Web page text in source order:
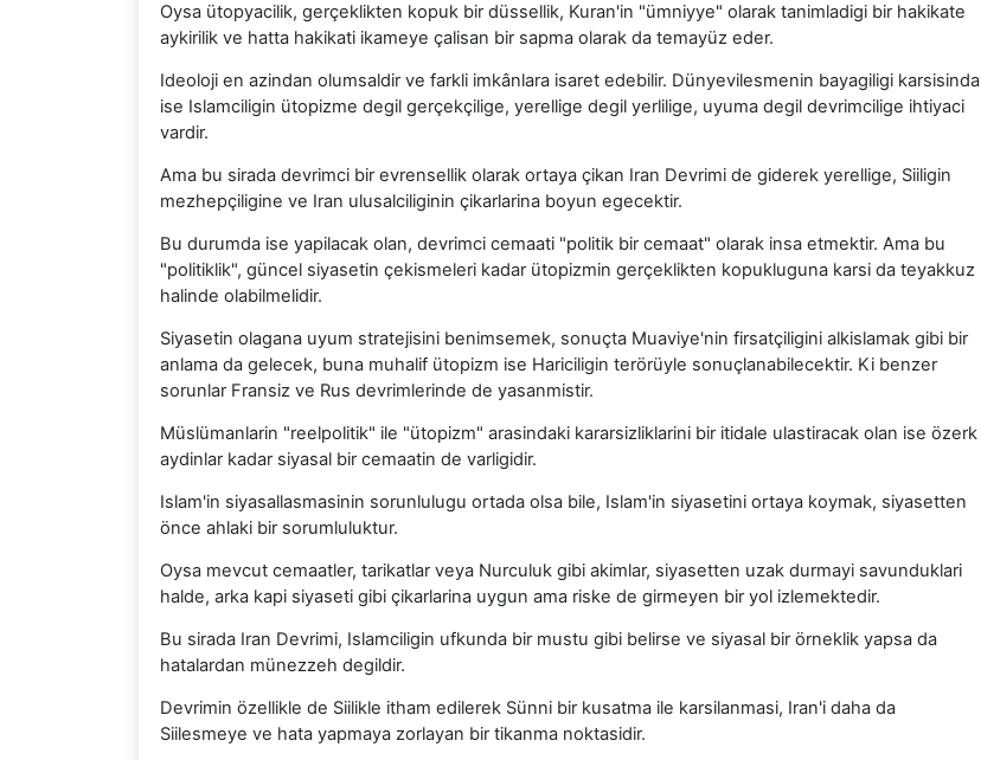
Oysa ütopyacilik, gerçeklikten kopuk bir düssellik, Kuran'in "ümniyye" olarak tanimladigi bir hakikate
aykirilik ve hatta hakikati ikameye çalisan bir sapma olarak da temayüz eder.
Ideoloji en azindan olumsaldir ve farkli imkânlara isaret edebilir. Dünyevilesmenin bayagiligi karsisinda
ise Islamciligin ütopizme degil gerçekçilige, yerellige degil yerlilige, uyuma degil devrimcilige ihtiyaci
vardir.
Ama bu sirada devrimci bir evrensellik olarak ortaya çikan Iran Devrimi de giderek yerellige, Siiligin
mezhepçiligine ve Iran ulusalciliginin çikarlarina boyun egecektir.
Bu durumda ise yapilacak olan, devrimci cemaati "politik bir cemaat" olarak insa etmektir. Ama bu
"politiklik", güncel siyasetin çekismeleri kadar ütopizmin gerçeklikten kopukluguna karsi da teyakkuz
halinde olabilmelidir.
Siyasetin olagana uyum stratejisini benimsemek, sonuçta Muaviye'nin firsatçiligini alkislamak gibi bir
anlama da gelecek, buna muhalif ütopizm ise Hariciligin terörüyle sonuçlanabilecektir. Ki benzer
sorunlar Fransiz ve Rus devrimlerinde de yasanmistir.
Müslümanlarin "reelpolitik" ile "ütopizm" arasindaki kararsizliklarini bir itidale ulastiracak olan ise özerk
aydinlar kadar siyasal bir cemaatin de varligidir.
Islam'in siyasallasmasinin sorunlulugu ortada olsa bile, Islam'in siyasetini ortaya koymak, siyasetten
önce ahlaki bir sorumluluktur.
Oysa mevcut cemaatler, tarikatlar veya Nurculuk gibi akimlar, siyasetten uzak durmayi savunduklari
halde, arka kapi siyaseti gibi çikarlarina uygun ama riske de girmeyen bir yol izlemektedir.
Bu sirada Iran Devrimi, Islamciligin ufkunda bir mustu gibi belirse ve siyasal bir örneklik yapsa da
hatalardan münezzeh degildir.
Devrimin özellikle de Siilikle itham edilerek Sünni bir kusatma ile karsilanmasi, Iran'i daha da
Siilesmeye ve hata yapmaya zorlayan bir tikanma noktasidir.